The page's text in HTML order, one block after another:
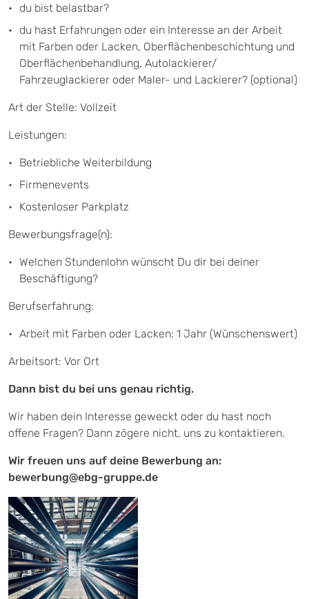
du bist belastbar?
du hast Erfahrungen oder ein Interesse an der Arbeit
mit Farben oder Lacken, Oberflächenbeschichtung und
Oberflächenbehandlung, Autolackierer/
Fahrzeuglackierer oder Maler- und Lackierer? (optional)
Art der Stelle: Vollzeit
Leistungen:
Betriebliche Weiterbildung
Firmenevents
Kostenloser Parkplatz
Bewerbungsfrage(n):
Welchen Stundenlohn wünscht Du dir bei deiner
Beschäftigung?
Berufserfahrung:
Arbeit mit Farben oder Lacken: 1 Jahr (Wünschenswert)
Arbeitsort: Vor Ort
Dann bist du bei uns genau richtig.
Wir haben dein Interesse geweckt oder du hast noch
offene Fragen? Dann zögere nicht, uns zu kontaktieren.
Wir freuen uns auf deine Bewerbung an:
bewerbung@ebg-gruppe.de